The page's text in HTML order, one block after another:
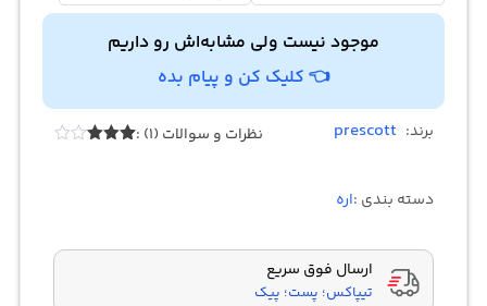
موجود نیست ولی مشابه‌اش رو داریم
👈 کلیک کن و پیام بده
برند: prescott نظرات و سوالات (1) :
دسته بندی :اره
ارسال فوق سریع
تیپاکس؛ پست؛ پیک